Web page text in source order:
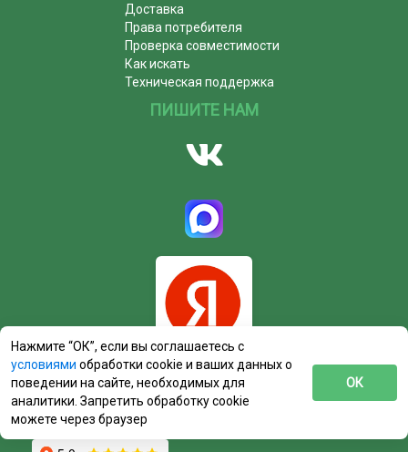
Доставка
Права потребителя
Проверка совместимости
Как искать
Техническая поддержка
ПИШИТЕ НАМ
Нажмите “ОК”, если вы соглашаетесь с
условиями обработки cookie и ваших данных о
поведении на сайте, необходимых для
аналитики. Запретить обработку cookie
можете через браузер
ОК